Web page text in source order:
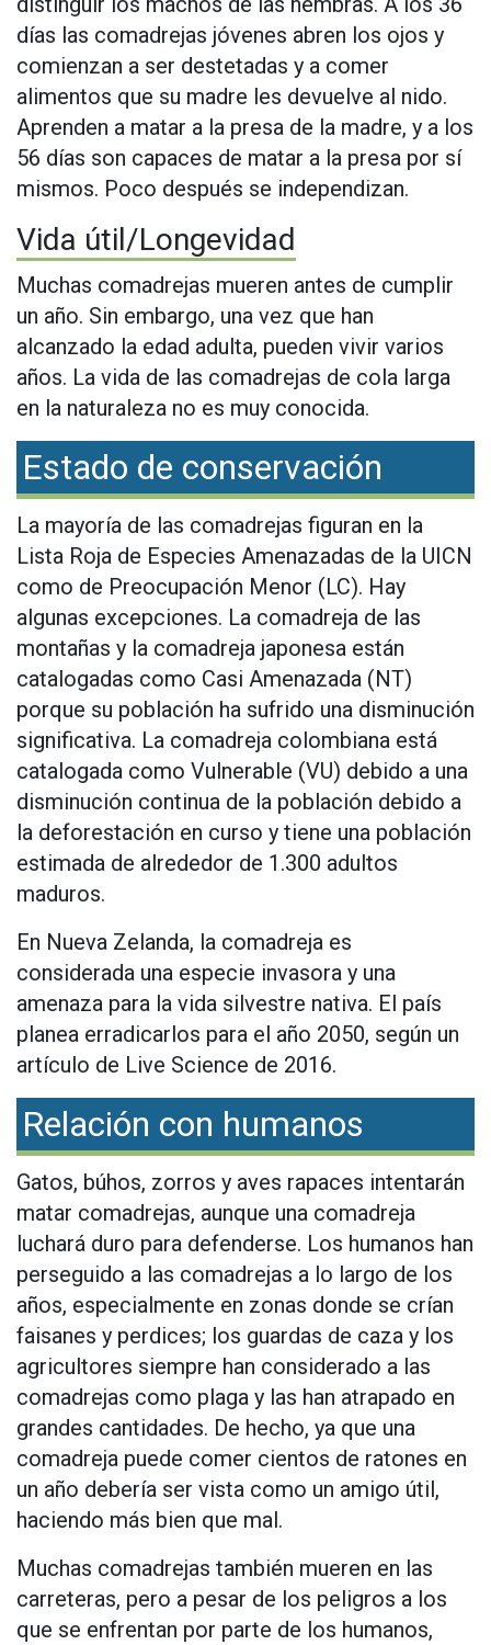
días las comadrejas jóvenes abren los ojos y
comienzan a ser destetadas y a comer
alimentos que su madre les devuelve al nido.
Aprenden a matar a la presa de la madre, y a los
56 días son capaces de matar a la presa por sí
mismos. Poco después se independizan.
Vida útil/Longevidad
Muchas comadrejas mueren antes de cumplir
un año. Sin embargo, una vez que han
alcanzado la edad adulta, pueden vivir varios
años. La vida de las comadrejas de cola larga
en la naturaleza no es muy conocida.
Estado de conservación
La mayoría de las comadrejas figuran en la
Lista Roja de Especies Amenazadas de la UICN
como de Preocupación Menor (LC). Hay
algunas excepciones. La comadreja de las
montañas y la comadreja japonesa están
catalogadas como Casi Amenazada (NT)
porque su población ha sufrido una disminución
significativa. La comadreja colombiana está
catalogada como Vulnerable (VU) debido a una
disminución continua de la población debido a
la deforestación en curso y tiene una población
estimada de alrededor de 1.300 adultos
maduros.
En Nueva Zelanda, la comadreja es
considerada una especie invasora y una
amenaza para la vida silvestre nativa. El país
planea erradicarlos para el año 2050, según un
artículo de Live Science de 2016.
Relación con humanos
Gatos, búhos, zorros y aves rapaces intentarán
matar comadrejas, aunque una comadreja
luchará duro para defenderse. Los humanos han
perseguido a las comadrejas a lo largo de los
años, especialmente en zonas donde se crían
faisanes y perdices; los guardas de caza y los
agricultores siempre han considerado a las
comadrejas como plaga y las han atrapado en
grandes cantidades. De hecho, ya que una
comadreja puede comer cientos de ratones en
un año debería ser vista como un amigo útil,
haciendo más bien que mal.
Muchas comadrejas también mueren en las
carreteras, pero a pesar de los peligros a los
que se enfrentan por parte de los humanos,